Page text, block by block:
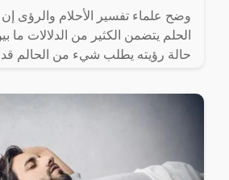
وضح علماء تفسير الأحلام والرؤى
الحلم يتضمن الكثير من الدلالات ما
حالة رؤيته يطلب شيء من الحالم قد